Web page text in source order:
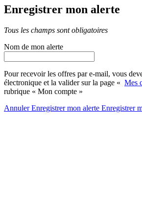
Enregistrer mon alerte
Tous les champs sont obligatoires
Nom de mon alerte
Pour recevoir les offres par e-mail, vous
électronique et la valider sur la page « Mes
rubrique « Mon compte »
AnnulerEnregistrer mon alerte Enregistrer